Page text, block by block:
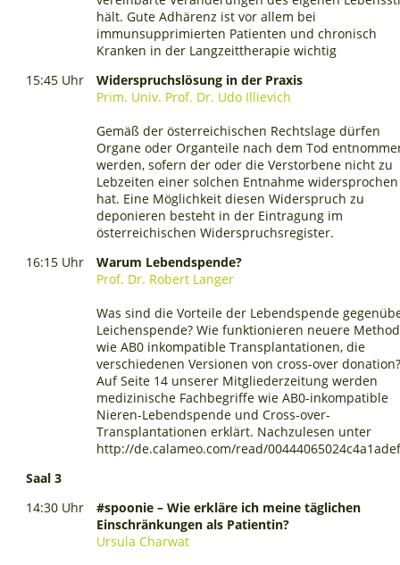
hält. Gute Adhärenz ist vor allem bei
immunsupprimierten Patienten und chronisch
Kranken in der Langzeittherapie wichtig
15:45 Uhr
Widerspruchslösung in der Praxis
Prim. Univ. Prof. Dr. Udo Illievich
Gemäß der österreichischen Rechtslage dürfen
Organe oder Organteile nach dem Tod
werden, sofern der oder die Verstorbene nicht zu
Lebzeiten einer solchen Entnahme widersprochen
hat. Eine Möglichkeit diesen Widerspruch zu
deponieren besteht in der Eintragung im
österreichischen Widerspruchsregister.
16:15 Uhr
Warum Lebendspende?
Prof. Dr. Robert Langer
Was sind die Vorteile der Lebendspende
Leichenspende? Wie funktionieren neuere
wie AB0 inkompatible Transplantationen, die
verschiedenen Versionen von cross-over
Auf Seite 14 unserer Mitgliederzeitung werden
medizinische Fachbegriffe wie AB0-inkompatible
Nieren-Lebendspende und Cross-over-
Transplantationen erklärt. Nachzulesen unter
http://de.calameo.com/read/
Saal 3
14:30 Uhr
#spoonie – Wie erkläre ich meine täglichen
Einschränkungen als Patientin?
Ursula Charwat